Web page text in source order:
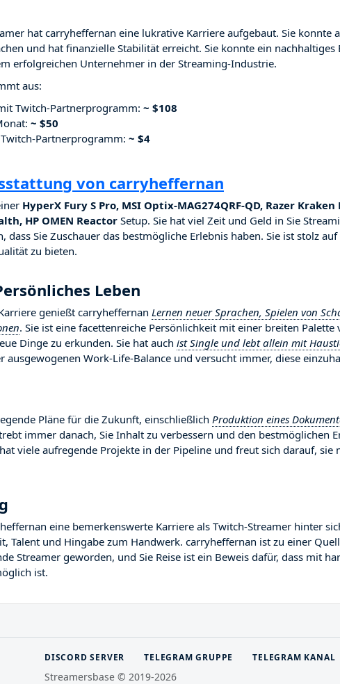
hat carryheffernan eine lukrative Karriere aufgebaut. Sie konnte
und hat finanzielle Stabilität erreicht. Sie konnte ein nachhaltiges
erfolgreichen Unternehmer in der Streaming-Industrie.
aus:
Twitch-Partnerprogramm: ~ $108
~ $50
Partnerprogramm: ~ $4
von carryheffernan
HyperX Fury S Pro, MSI Optix-MAG274QRF-QD, Razer Kraken
HP OMEN Reactor Setup. Sie hat viel Zeit und Geld in Sie
dass Sie Zuschauer das bestmögliche Erlebnis haben. Sie ist stolz auf
zu bieten.
Leben
genießt carryheffernan Lernen neuer Sprachen, Spielen von
. Sie ist eine facettenreiche Persönlichkeit mit einer breiten Palette
Dinge zu erkunden. Sie hat auch ist Single und lebt allein mit
ausgewogenen Work-Life-Balance und versucht immer, diese
Pläne für die Zukunft, einschließlich Produktion eines
immer danach, Sie Inhalt zu verbessern und den bestmöglichen
viele aufregende Projekte in der Pipeline und freut sich darauf, sie
eine bemerkenswerte Karriere als Twitch-Streamer hinter
Talent und Hingabe zum Handwerk. carryheffernan ist zu einer
Streamer geworden, und Sie Reise ist ein Beweis dafür, dass mit
ist.
DISCORD SERVER TELEGRAM GRUPPE TELEGRAM KANAL
Streamersbase © 2019-2026